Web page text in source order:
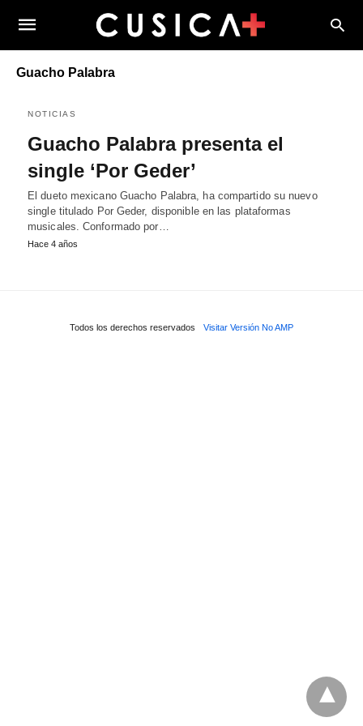
Guacho Palabra
NOTICIAS
Guacho Palabra presenta el
single ‘Por Geder’
El dueto mexicano Guacho Palabra, ha compartido su nuevo
single titulado Por Geder, disponible en las plataformas
musicales. Conformado por…
Hace 4 años
Todos los derechos reservados Visitar Versión No AMP